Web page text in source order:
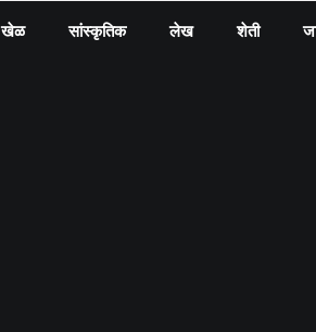
खेळ सांस्कृतिक लेख शेती